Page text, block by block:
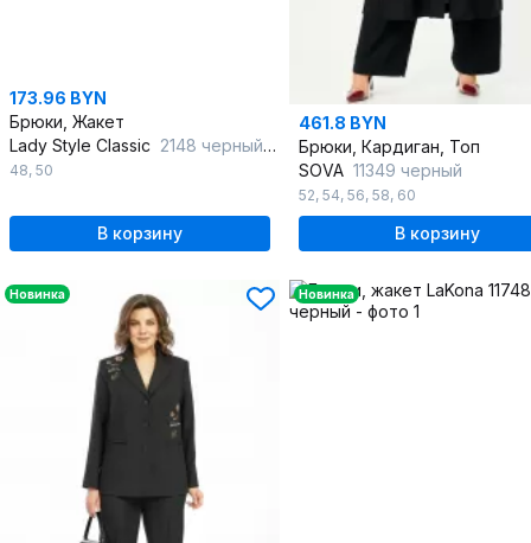
173.96 BYN
Брюки, Жакет
Lady Style Classic 2148 черный_с_серым
48, 50
В корзину
461.8 BYN
Брюки, Кардиган, Топ
SOVA 11349 черный
52, 54, 56, 58, 60
В корзину
Новинка Новинка